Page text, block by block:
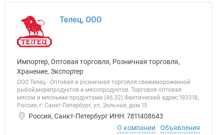
Телец, ООО
Импортер, Оптовая торговля, Розничная торговля,
Хранение, Экспортер
ООО Телец - Оптовая и розничная торговля свежемороженной
рыбой,морепродуктов и мясопродуктов. Торговля оптовая
мясом и мясными продуктами (46.32) Фактический адрес:193318,
Россия, г. Санкт-Петербург, ул. Зольная, дом 15
Россия, Санкт-Петербург ИНН: 7811408643
О компании
Объявления